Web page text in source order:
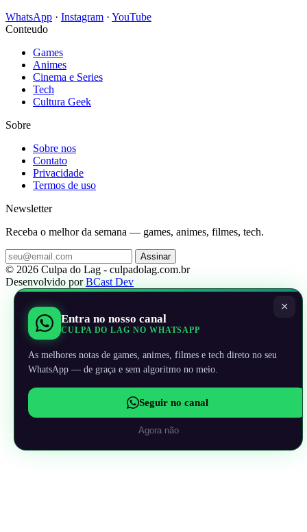
WhatsApp · Instagram · YouTube
Conteudo
Games
Animes
Cinema e Series
Tech
Cultura Geek
Sobre
Sobre nos
Contato
Privacidade
Termos de uso
Newsletter
Receba o melhor da semana — games, animes, filmes, tech.
Assinar
© 2026 Culpa do Lag - culpadolag.com.br
Desenvolvido porBCast Dev
×
Entra no nosso canal
CULPA DO LAG NO WHATSAPP
As melhores notas de games, animes, filmes e tech direto no seu
WhatsApp — de graça e sem algoritmo no meio.
Seguir no canal
Agora não